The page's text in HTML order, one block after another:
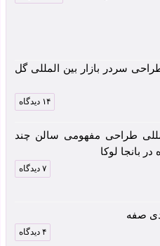
طراحی سردر بازار بین المللی گل
۱۴ دیدگاه
طراحی مفهومی سالن چند
بانجا لوکا
۷ دیدگاه
صفه
۴ دیدگاه